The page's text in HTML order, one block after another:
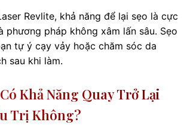
Revlite, khả năng để lại sẹo là cực
phương pháp không xâm lấn sâu. Sẹo
tự ý cạy vảy hoặc chăm sóc da
sau khi làm.
Khả Năng Quay Trở Lại
Trị Không?